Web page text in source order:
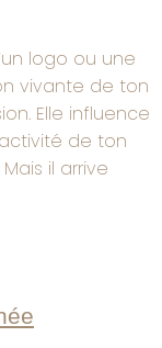
logo ou une
vivante de ton
Elle influence
de ton
il arrive